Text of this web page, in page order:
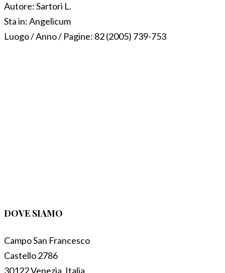
Autore:Sartori L.
Sta in:Angelicum
Luogo / Anno / Pagine: 82 (2005) 739-753
DOVE SIAMO
Campo San Francesco
Castello 2786
30122 Venezia, Italia